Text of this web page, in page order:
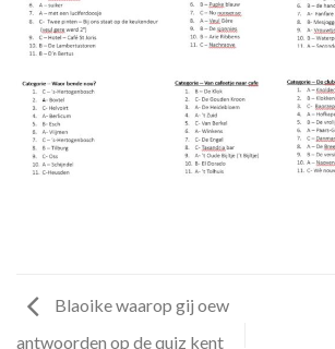
Blaoike waarop gij oew
antwoorden op de quiz kent